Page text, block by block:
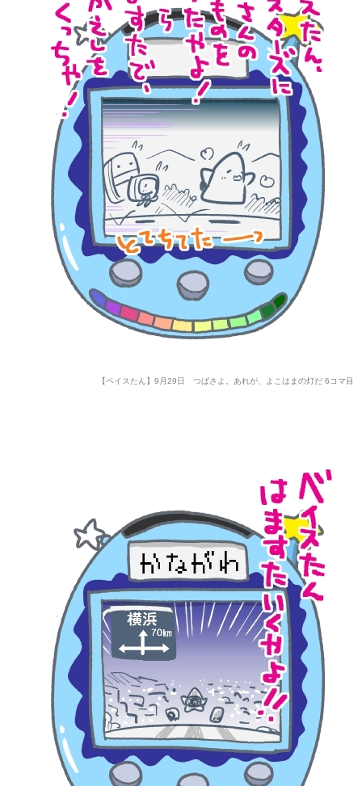
【ベイスたん】9月29日 つばさよ。あれが、よこはまの灯だ 6コマ目